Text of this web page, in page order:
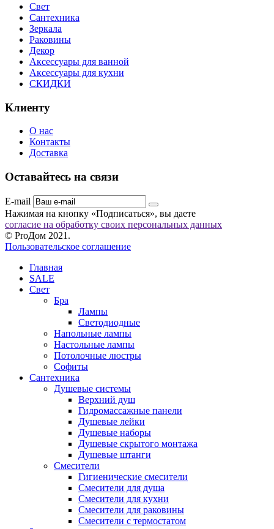
Свет
Сантехника
Зеркала
Раковины
Декор
Аксессуары для ванной
Аксессуары для кухни
СКИДКИ
Клиенту
О нас
Контакты
Доставка
Оставайтесь на связи
E-mail
Нажимая на кнопку «Подписаться», вы даете
согласие на обработку своих персональных данных
© ProДом 2021.
Пользовательское соглашение
Главная
SALE
Свет
Бра
Лампы
Светодиодные
Напольные лампы
Настольные лампы
Потолочные люстры
Софиты
Сантехника
Душевые системы
Верхний душ
Гидромассажные панели
Душевые лейки
Душевые наборы
Душевые скрытого монтажа
Душевые штанги
Смесители
Гигиенические смесители
Смесители для душа
Смесители для кухни
Смесители для раковины
Смесители с термостатом